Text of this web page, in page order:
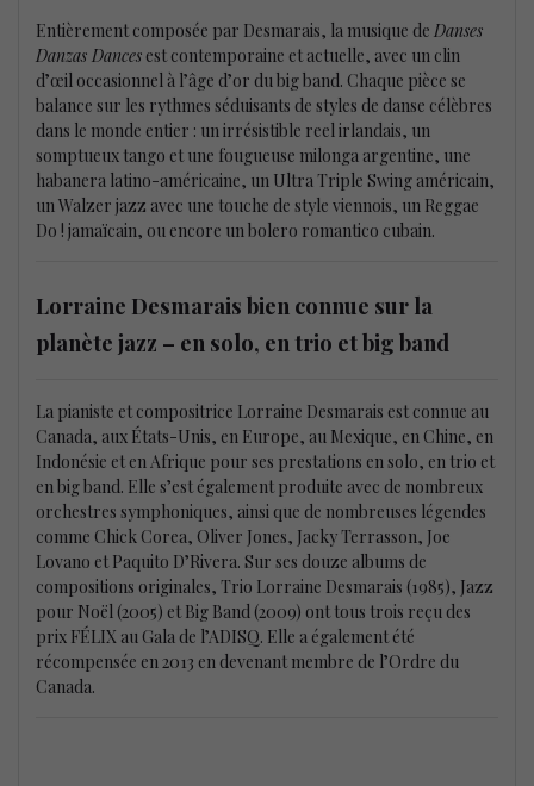
Entièrement composée par Desmarais, la musique de Danses
Danzas Dances est contemporaine et actuelle, avec un clin
d’œil occasionnel à l’âge d’or du big band. Chaque pièce se
balance sur les rythmes séduisants de styles de danse célèbres
dans le monde entier : un irrésistible reel irlandais, un
somptueux tango et une fougueuse milonga argentine, une
habanera latino-américaine, un Ultra Triple Swing américain,
un Walzer jazz avec une touche de style viennois, un Reggae
Do ! jamaïcain, ou encore un bolero romantico cubain.
Lorraine Desmarais bien connue sur la
planète jazz – en solo, en trio et big band
La pianiste et compositrice Lorraine Desmarais est connue au
Canada, aux États-Unis, en Europe, au Mexique, en Chine, en
Indonésie et en Afrique pour ses prestations en solo, en trio et
en big band. Elle s’est également produite avec de nombreux
orchestres symphoniques, ainsi que de nombreuses légendes
comme Chick Corea, Oliver Jones, Jacky Terrasson, Joe
Lovano et Paquito D’Rivera. Sur ses douze albums de
compositions originales, Trio Lorraine Desmarais (1985), Jazz
pour Noël (2005) et Big Band (2009) ont tous trois reçu des
prix FÉLIX au Gala de l’ADISQ. Elle a également été
récompensée en 2013 en devenant membre de l’Ordre du
Canada.